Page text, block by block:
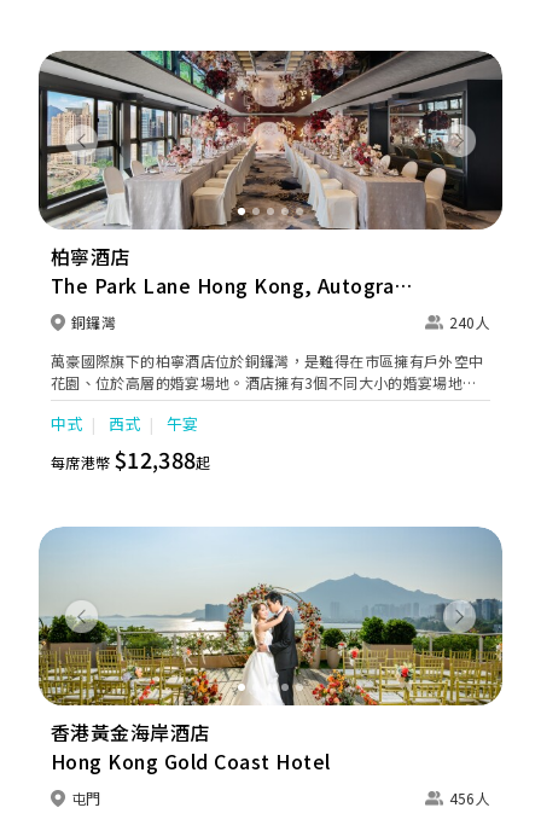
Previous Next
柏寧酒店
The Park Lane Hong Kong, Autograph
Collection
銅鑼灣
240人
萬豪國際旗下的柏寧酒店位於銅鑼灣，是難得在市區擁有戶外空中
花園、位於高層的婚宴場地。酒店擁有3個不同大小的婚宴場地，
採用無柱建築及落地玻璃設計，新人可於維港壯麗海景下舉行戶外
證婚儀式、小型典雅輕婚禮及夢幻奢華中大型婚宴，再加上優雅寬
敞的客房，由出門至設宴，也有專業婚宴策劃團隊為您一站式籌
備，度身訂造最貼心的浪漫婚禮。
中式 西式 午宴
每席港幣 $12,388起
Previous Next
香港黃金海岸酒店
Hong Kong Gold Coast Hotel
屯門
456人